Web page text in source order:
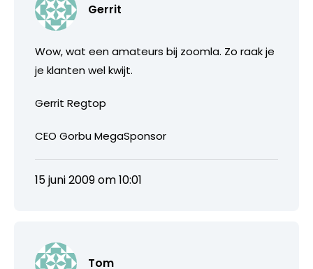
Gerrit
Wow, wat een amateurs bij zoomla. Zo raak je
je klanten wel kwijt.
Gerrit Regtop
CEO Gorbu MegaSponsor
15 juni 2009 om 10:01
Tom